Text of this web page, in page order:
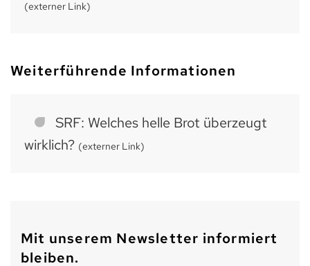
(externer Link)
Weiterführende Informationen
SRF: Welches helle Brot überzeugt
wirklich? (externer Link)
Mit unserem Newsletter informiert
bleiben.